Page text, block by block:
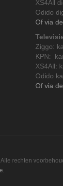
XS4All
Odido
Of via
Ziggo:
KPN:
XS4All:
Odido
Of via
rechten